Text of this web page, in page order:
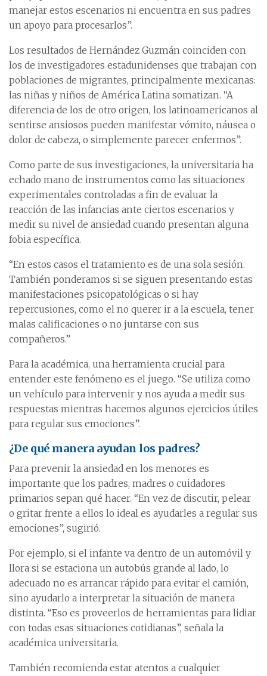
manejar estos escenarios ni encuentra en sus padres
un apoyo para procesarlos”.
Los resultados de Hernández Guzmán coinciden con
los de investigadores estadunidenses que trabajan con
poblaciones de migrantes, principalmente mexicanas:
las niñas y niños de América Latina somatizan. “A
diferencia de los de otro origen, los latinoamericanos al
sentirse ansiosos pueden manifestar vómito, náusea o
dolor de cabeza, o simplemente parecer enfermos”.
Como parte de sus investigaciones, la universitaria ha
echado mano de instrumentos como las situaciones
experimentales controladas a fin de evaluar la
reacción de las infancias ante ciertos escenarios y
medir su nivel de ansiedad cuando presentan alguna
fobia específica.
“En estos casos el tratamiento es de una sola sesión.
También ponderamos si se siguen presentando estas
manifestaciones psicopatológicas o si hay
repercusiones, como el no querer ir a la escuela, tener
malas calificaciones o no juntarse con sus
compañeros.”
Para la académica, una herramienta crucial para
entender este fenómeno es el juego. “Se utiliza como
un vehículo para intervenir y nos ayuda a medir sus
respuestas mientras hacemos algunos ejercicios útiles
para regular sus emociones”.
¿De qué manera ayudan los padres?
Para prevenir la ansiedad en los menores es
importante que los padres, madres o cuidadores
primarios sepan qué hacer. “En vez de discutir, pelear
o gritar frente a ellos lo ideal es ayudarles a regular sus
emociones”, sugirió.
Por ejemplo, si el infante va dentro de un automóvil y
llora si se estaciona un autobús grande al lado, lo
adecuado no es arrancar rápido para evitar el camión,
sino ayudarlo a interpretar la situación de manera
distinta. “Eso es proveerlos de herramientas para lidiar
con todas esas situaciones cotidianas”, señala la
académica universitaria.
También recomienda estar atentos a cualquier